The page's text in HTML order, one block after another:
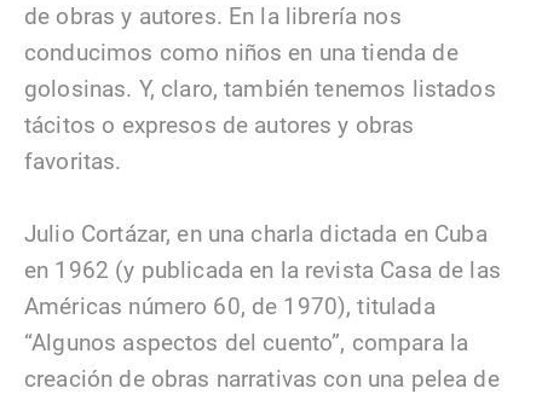
de obras y autores. En la librería nos
conducimos como niños en una tienda de
golosinas. Y, claro, también tenemos listados
tácitos o expresos de autores y obras
favoritas.
Julio Cortázar, en una charla dictada en Cuba
en 1962 (y publicada en la revista Casa de las
Américas número 60, de 1970), titulada
“Algunos aspectos del cuento”, compara la
creación de obras narrativas con una pelea de